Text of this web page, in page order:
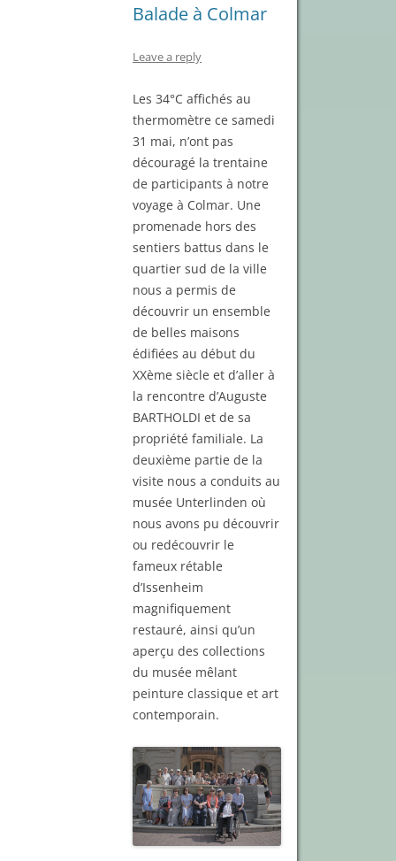
Balade à Colmar
Leave a reply
Les 34°C affichés au
thermomètre ce samedi
31 mai, n’ont pas
découragé la trentaine
de participants à notre
voyage à Colmar. Une
promenade hors des
sentiers battus dans le
quartier sud de la ville
nous a permis de
découvrir un ensemble
de belles maisons
édifiées au début du
XXème siècle et d’aller à
la rencontre d’Auguste
BARTHOLDI et de sa
propriété familiale. La
deuxième partie de la
visite nous a conduits au
musée Unterlinden où
nous avons pu découvrir
ou redécouvrir le
fameux rétable
d’Issenheim
magnifiquement
restauré, ainsi qu’un
aperçu des collections
du musée mêlant
peinture classique et art
contemporain.